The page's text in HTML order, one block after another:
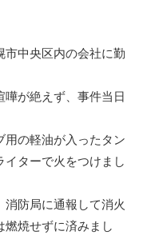
中央区内の会社に勤
嘩が絶えず、事件当日
の軽油が入ったタン
ターで火をつけまし
防局に通報して消火
焼せずに済みまし